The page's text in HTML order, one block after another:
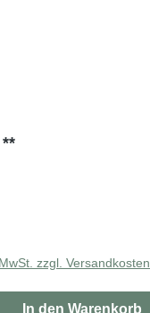
zzgl. Versandkosten
In den Warenkorb